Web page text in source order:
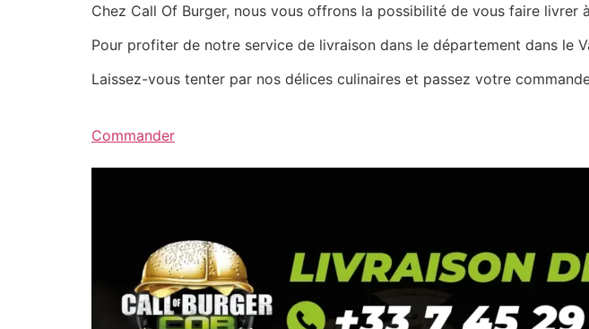
Chez Call Of Burger, nous vous offrons la possibilité de vous faire livrer
Pour profiter de notre service de livraison dans le département dans
Laissez-vous tenter par nos délices culinaires et passez votre
Commander